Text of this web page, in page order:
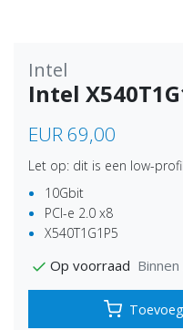
Intel
Intel
EUR 69,00
Let op: dit is een low-
10Gbit
PCI-e 2.0 x8
X540T1G1P5
Op voorraad